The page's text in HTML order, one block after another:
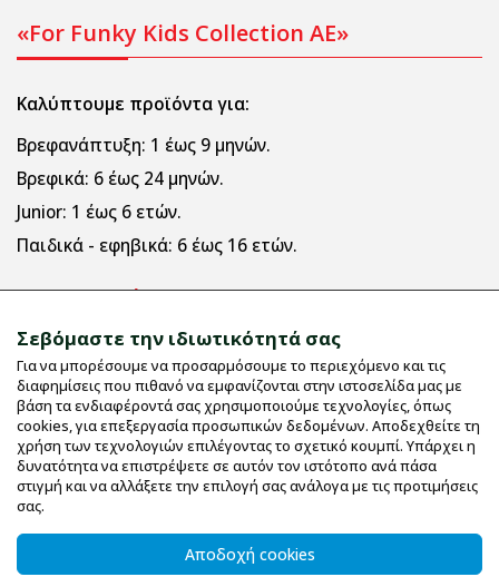
«For Funky Kids Collection AE»
Καλύπτουμε προϊόντα για:
Βρεφανάπτυξη: 1 έως 9 μηνών.
Βρεφικά: 6 έως 24 μηνών.
Junior: 1 έως 6 ετών.
Παιδικά - εφηβικά: 6 έως 16 ετών.
Πληροφορίες
Εταιρικό Προφίλ
Όροι χρήσης
Μεγεθολόγιο
Επικοινωνία
UV Protective
Οδηγίες Πλυσίματος
Σεβόμαστε την ιδιωτικότητά σας
Για να μπορέσουμε να προσαρμόσουμε το περιεχόμενο και τις
διαφημίσεις που πιθανό να εμφανίζονται στην ιστοσελίδα μας με
βάση τα ενδιαφέροντά σας χρησιμοποιούμε τεχνολογίες, όπως
cookies, για επεξεργασία προσωπικών δεδομένων. Αποδεχθείτε τη
χρήση των τεχνολογιών επιλέγοντας το σχετικό κουμπί. Υπάρχει η
δυνατότητα να επιστρέψετε σε αυτόν τον ιστότοπο ανά πάσα
στιγμή και να αλλάξετε την επιλογή σας ανάλογα με τις προτιμήσεις
σας.
Αποδοχή cookies